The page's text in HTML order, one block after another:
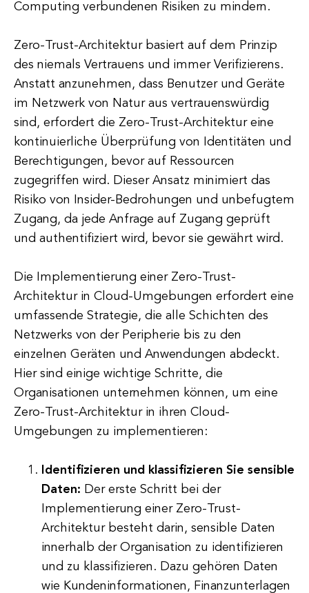
Computing verbundenen Risiken zu mindern.
Zero-Trust-Architektur basiert auf dem Prinzip
des niemals Vertrauens und immer Verifizierens.
Anstatt anzunehmen, dass Benutzer und Geräte
im Netzwerk von Natur aus vertrauenswürdig
sind, erfordert die Zero-Trust-Architektur eine
kontinuierliche Überprüfung von Identitäten und
Berechtigungen, bevor auf Ressourcen
zugegriffen wird. Dieser Ansatz minimiert das
Risiko von Insider-Bedrohungen und unbefugtem
Zugang, da jede Anfrage auf Zugang geprüft
und authentifiziert wird, bevor sie gewährt wird.
Die Implementierung einer Zero-Trust-
Architektur in Cloud-Umgebungen erfordert eine
umfassende Strategie, die alle Schichten des
Netzwerks von der Peripherie bis zu den
einzelnen Geräten und Anwendungen abdeckt.
Hier sind einige wichtige Schritte, die
Organisationen unternehmen können, um eine
Zero-Trust-Architektur in ihren Cloud-
Umgebungen zu implementieren:
Identifizieren und klassifizieren Sie sensible
Daten: Der erste Schritt bei der
Implementierung einer Zero-Trust-
Architektur besteht darin, sensible Daten
innerhalb der Organisation zu identifizieren
und zu klassifizieren. Dazu gehören Daten
wie Kundeninformationen, Finanzunterlagen